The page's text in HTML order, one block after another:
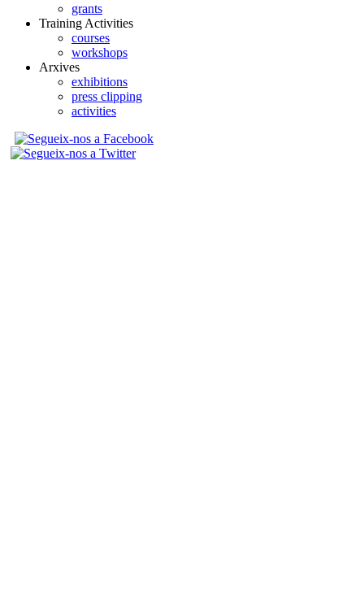
grants
Training Activities
courses
workshops
Arxives
exhibitions
press clipping
activities